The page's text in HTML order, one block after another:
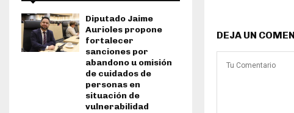
DEJA UN
Diputado Jaime
Aurioles propone
fortalecer
sanciones por
abandono u omisión
de cuidados de
personas en
situación de
vulnerabilidad